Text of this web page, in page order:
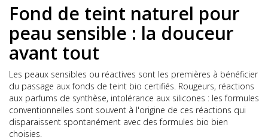
Fond de teint naturel pour
peau sensible : la douceur
avant tout
Les peaux sensibles ou réactives sont les premières à bénéficier
du passage aux fonds de teint bio certifiés. Rougeurs, réactions
aux parfums de synthèse, intolérance aux silicones : les formules
conventionnelles sont souvent à l'origine de ces réactions qui
disparaissent spontanément avec des formules bio bien
choisies.